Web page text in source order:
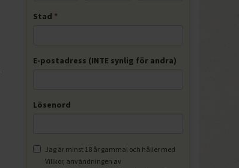
Stad *
E-postadress (INTE synlig för andra)
Lösenord
Jag är minst 18 år gammal och håller med
Villkor, användningen av